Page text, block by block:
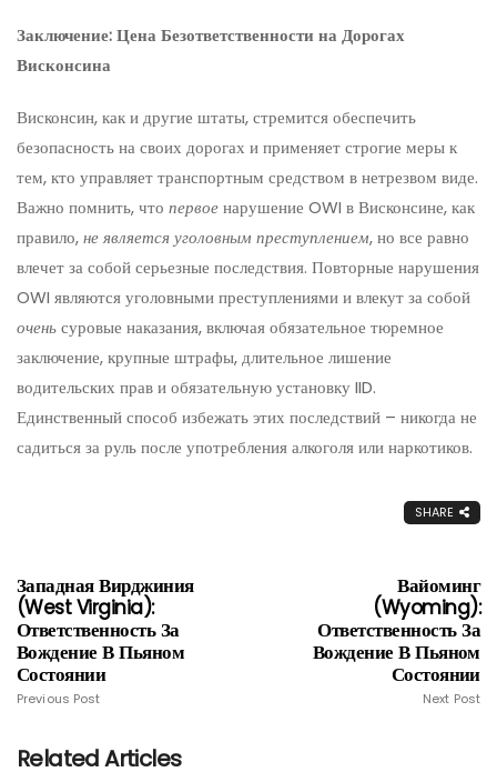
Заключение: Цена Безответственности на Дорогах
Висконсина
Висконсин, как и другие штаты, стремится обеспечить
безопасность на своих дорогах и применяет строгие меры к
тем, кто управляет транспортным средством в нетрезвом виде.
Важно помнить, что первоенарушение OWI в Висконсине, как
правило,не является уголовным преступлением, но все равно
влечет за собой серьезные последствия. Повторные нарушения
OWI являются уголовными преступлениями и влекут за собой
оченьсуровые наказания, включая обязательное тюремное
заключение, крупные штрафы, длительное лишение
водительских прав и обязательную установку IID.
Единственный способ избежать этих последствий – никогда не
садиться за руль после употребления алкоголя или наркотиков.
SHARE
Западная Вирджиния
(West Virginia):
Ответственность За
Вождение В Пьяном
Состоянии
Previous Post
Вайоминг
(Wyoming):
Ответственность За
Вождение В Пьяном
Состоянии
Next Post
Related Articles